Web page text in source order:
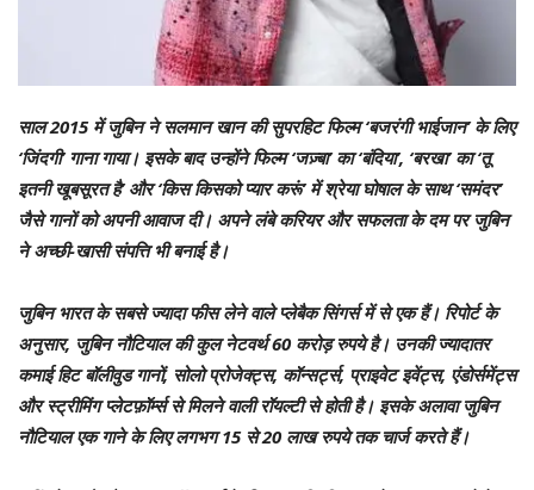
साल 2015 में जुबिन ने सलमान खान की सुपरहिट फिल्म ‘बजरंगी भाईजान’ के लिए
‘जिंदगी’ गाना गाया। इसके बाद उन्होंने फिल्म ‘जज़्बा’ का ‘बंदिया’, ‘बरखा’ का ‘तू
इतनी खूबसूरत है’ और ‘किस किसको प्यार करूं’ में श्रेया घोषाल के साथ ‘समंदर’
जैसे गानों को अपनी आवाज दी। अपने लंबे करियर और सफलता के दम पर जुबिन
ने अच्छी-खासी संपत्ति भी बनाई है।
जुबिन भारत के सबसे ज्यादा फीस लेने वाले प्लेबैक सिंगर्स में से एक हैं। रिपोर्ट के
अनुसार, जुबिन नौटियाल की कुल नेटवर्थ 60 करोड़ रुपये है। उनकी ज्यादातर
कमाई हिट बॉलीवुड गानों, सोलो प्रोजेक्ट्स, कॉन्सर्ट्स, प्राइवेट इवेंट्स, एंडोर्समेंट्स
और स्ट्रीमिंग प्लेटफ़ॉर्म्स से मिलने वाली रॉयल्टी से होती है। इसके अलावा जुबिन
नौटियाल एक गाने के लिए लगभग 15 से 20 लाख रुपये तक चार्ज करते हैं।